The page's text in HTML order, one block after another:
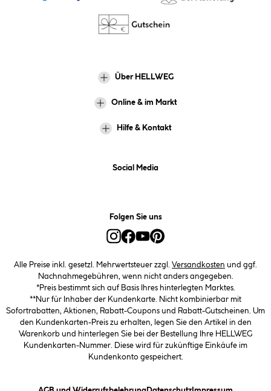
Über HELLWEG
Online & im Markt
Hilfe & Kontakt
Social Media
Folgen Sie uns
Alle Preise inkl. gesetzl. Mehrwertsteuer zzgl. Versandkosten und ggf.
Nachnahmegebühren, wenn nicht anders angegeben.
*Preis bestimmt sich auf Basis Ihres hinterlegten Marktes.
**Nur für Inhaber der Kundenkarte. Nicht kombinierbar mit
Sofortrabatten, Aktionen, Rabatt-Coupons und Rabatt-Gutscheinen. Um
den Kundenkarten-Preis zu erhalten, legen Sie den Artikel in den
Warenkorb und hinterlegen Sie bei der Bestellung Ihre HELLWEG
Kundenkarten-Nummer. Diese wird für zukünftige Einkäufe im
Kundenkonto gespeichert.